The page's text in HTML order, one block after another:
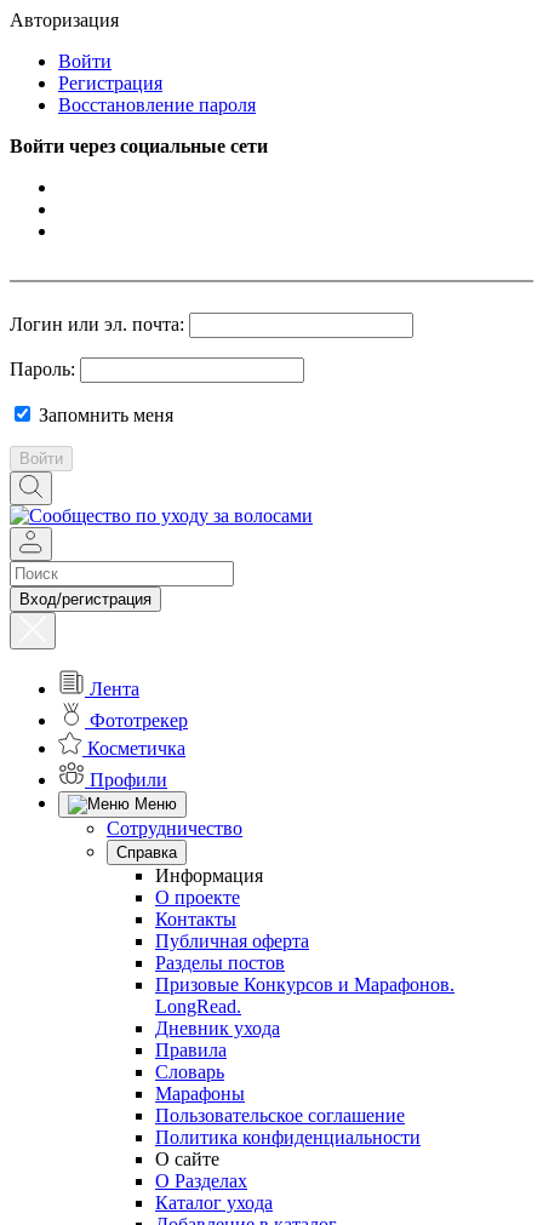
Авторизация
Войти
Регистрация
Восстановление пароля
Войти через социальные сети
Логин или эл. почта:
Пароль:
Запомнить меня
Войти
Вход/регистрация
Лента
Фототрекер
Косметичка
Профили
Меню
Сотрудничество
Справка
Информация
О проекте
Контакты
Публичная оферта
Разделы постов
Призовые Конкурсов и Марафонов.
LongRead.
Дневник ухода
Правила
Словарь
Марафоны
Пользовательское соглашение
Политика конфиденциальности
О сайте
О Разделах
Каталог ухода